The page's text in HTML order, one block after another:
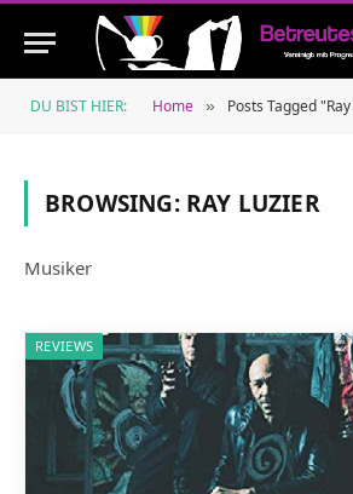
DU BIST HIER: Home » Posts Tagged
BROWSING: RAY LUZIER
Musiker
REVIEWS